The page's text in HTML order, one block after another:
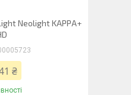
Neolight KAPPA+
₴